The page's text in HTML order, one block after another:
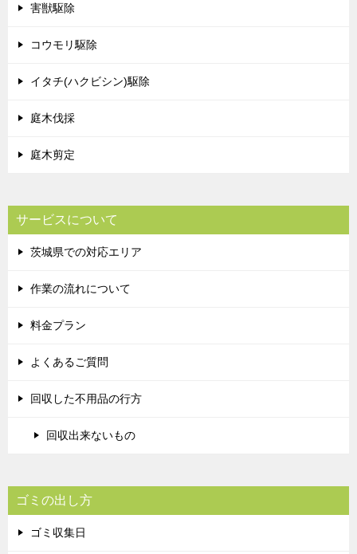
害獣駆除
コウモリ駆除
イタチ(ハクビシン)駆除
庭木伐採
庭木剪定
サービスについて
茨城県での対応エリア
作業の流れについて
料金プラン
よくあるご質問
回収した不用品の行方
回収出来ないもの
ゴミの出し方
ゴミ収集日